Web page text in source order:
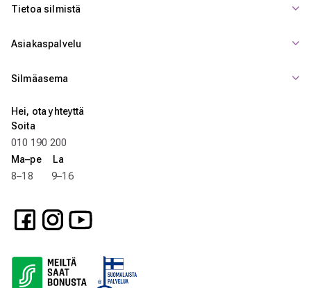
Tietoa silmistä
Asiakaspalvelu
Silmäasema
Hei, ota yhteyttä
Soita
010 190 200
Ma–pe La
8–18 9–16